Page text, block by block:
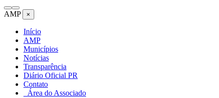
AMP ×
Início
AMP
Municípios
Notícias
Transparência
Diário Oficial PR
Contato
Área do Associado